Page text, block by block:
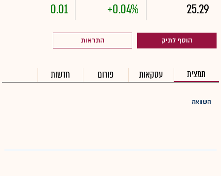
25.29
+0.04%
0.01
הוסף לתיק התראות
תמצית עסקאות פורום חדשות
השוואה